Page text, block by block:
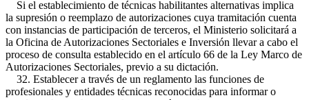
Si el establecimiento de técnicas habilitantes alternativas implica
la supresión o reemplazo de autorizaciones cuya tramitación cuenta
con instancias de participación de terceros, el Ministerio solicitará a
la Oficina de Autorizaciones Sectoriales e Inversión llevar a cabo el
proceso de consulta establecido en el artículo 66 de la Ley Marco de
Autorizaciones Sectoriales, previo a su dictación.
32. Establecer a través de un reglamento las funciones de
profesionales y entidades técnicas reconocidas para informar o